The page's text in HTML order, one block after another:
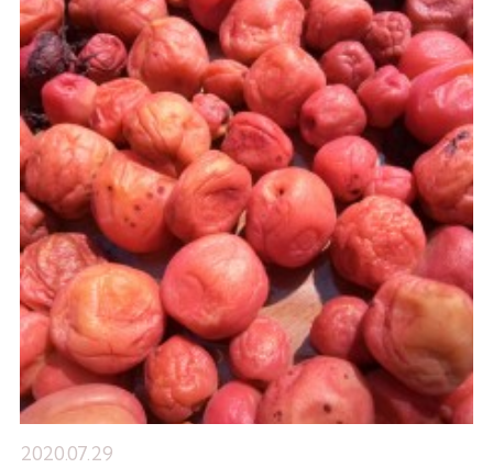
2020.07.29